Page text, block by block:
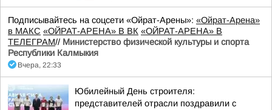
Подписывайтесь на соцсети «Ойрат-Арены»: «Ойрат-Арена»
в МАКС «ОЙРАТ-АРЕНА» В ВК «ОЙРАТ-АРЕНА» В
ТЕЛЕГРАМ// Министерство физической культуры и спорта
Республики Калмыкия
Вчера, 22:33
Юбилейный День строителя:
представителей отрасли поздравили с